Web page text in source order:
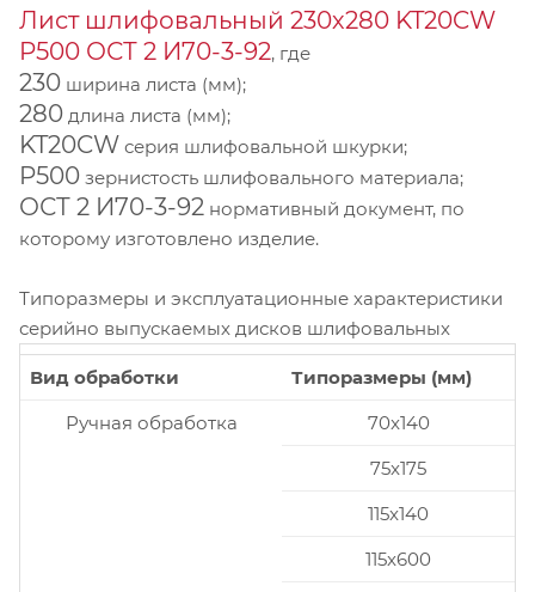
Лист шлифовальный 230х280 KT20CW
P500 ОСТ 2 И70-3-92, где
230 ширина листа (мм);
280 длина листа (мм);
KT20CW серия шлифовальной шкурки;
P500 зернистость шлифовального материала;
ОСТ 2 И70-3-92 нормативный документ, по
которому изготовлено изделие.
Типоразмеры и эксплуатационные характеристики
серийно выпускаемых дисков шлифовальных
Вид обработки
Типоразмеры (мм)
Ручная обработка
70x140
75x175
115x140
115x600